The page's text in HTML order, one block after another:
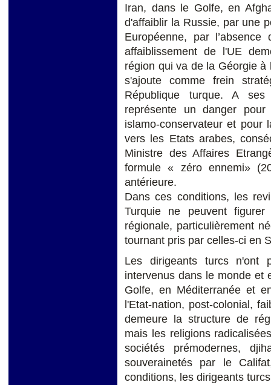
Iran, dans le Golfe, en
d'affaiblir la Russie, par une
Européenne, par
affaiblissement de l'UE
région qui va de la Géorgie
s'ajoute comme frein
République turque. A
représente un danger
islamo-conservateur et pour
vers les Etats arabes,
Ministre des Affaires
formule « zéro ennemi»
antérieure.
Dans ces conditions, les
Turquie ne peuvent
régionale, particulièrement
tournant pris par celles-ci en
Les dirigeants turcs n'ont
intervenus dans le monde et
Golfe, en Méditerranée et
l'Etat-nation, post-colonial,
demeure la structure de
mais les religions
sociétés prémodernes,
souverainetés par le
conditions, les dirigeants